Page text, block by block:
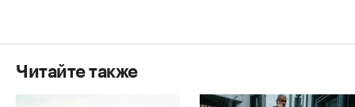
Читайте также